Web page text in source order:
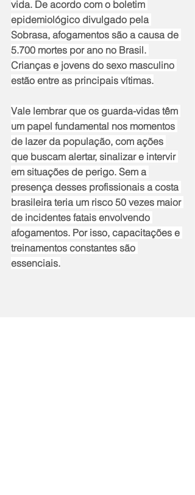
vida. De acordo com o boletim
epidemiológico divulgado pela
Sobrasa, afogamentos são a causa de
5.700 mortes por ano no Brasil.
Crianças e jovens do sexo masculino
estão entre as principais vítimas.
Vale lembrar que os guarda-vidas têm
um papel fundamental nos momentos
de lazer da população, com ações
que buscam alertar, sinalizar e intervir
em situações de perigo. Sem a
presença desses profissionais a costa
brasileira teria um risco 50 vezes maior
de incidentes fatais envolvendo
afogamentos. Por isso, capacitações e
treinamentos constantes são
essenciais.